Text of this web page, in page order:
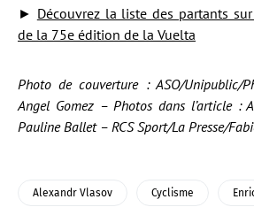
► Découvrez la liste des partants
de la 75e édition de la Vuelta
Photo de couverture : ASO/Unipublic/
Angel Gomez – Photos dans l’article :
Pauline Ballet – RCS Sport/La Presse/
Alexandr Vlasov Cyclisme